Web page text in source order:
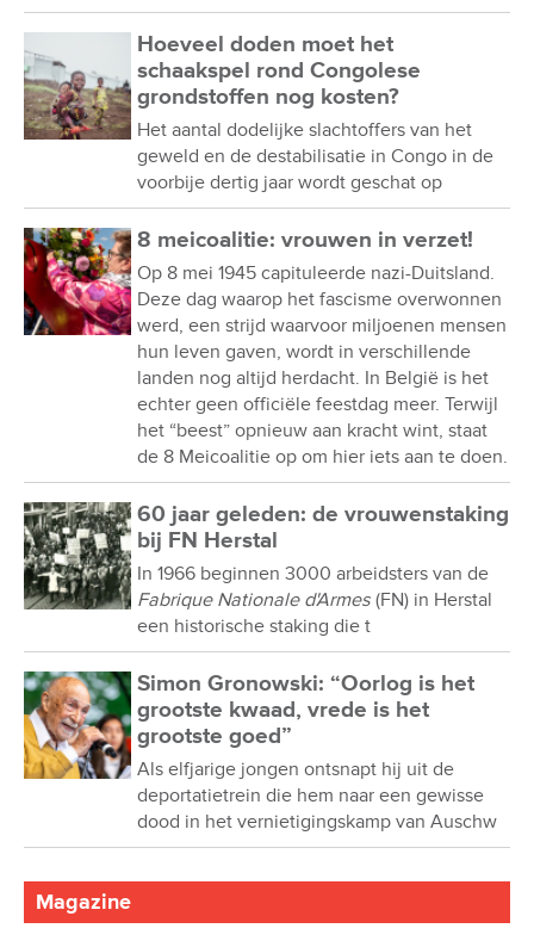
Hoeveel doden moet het
schaakspel rond Congolese
grondstoffen nog kosten?
Het aantal dodelijke slachtoffers van het
geweld en de destabilisatie in Congo in de
voorbije dertig jaar wordt geschat op
8 meicoalitie: vrouwen in verzet!
Op 8 mei 1945 capituleerde nazi-Duitsland.
Deze dag waarop het fascisme overwonnen
werd, een strijd waarvoor miljoenen mensen
hun leven gaven, wordt in verschillende
landen nog altijd herdacht. In België is het
echter geen officiële feestdag meer. Terwijl
het “beest” opnieuw aan kracht wint, staat
de 8 Meicoalitie op om hier iets aan te doen.
60 jaar geleden: de vrouwenstaking
bij FN Herstal
In 1966 beginnen 3000 arbeidsters van de
Fabrique Nationale d'Armes (FN) in Herstal
een historische staking die t
Simon Gronowski: “Oorlog is het
grootste kwaad, vrede is het
grootste goed”
Als elfjarige jongen ontsnapt hij uit de
deportatietrein die hem naar een gewisse
dood in het vernietigingskamp van Auschw
Magazine